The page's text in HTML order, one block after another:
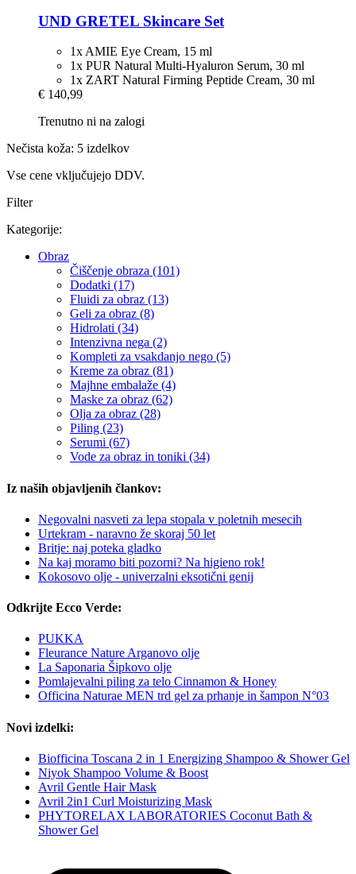
UND GRETEL Skincare Set
1x AMIE Eye Cream, 15 ml
1x PUR Natural Multi-Hyaluron Serum, 30 ml
1x ZART Natural Firming Peptide Cream, 30 ml
€ 140,99
Trenutno ni na zalogi
Nečista koža: 5 izdelkov
Vse cene vključujejo DDV.
Filter
Kategorije:
Obraz
Čiščenje obraza (101)
Dodatki (17)
Fluidi za obraz (13)
Geli za obraz (8)
Hidrolati (34)
Intenzivna nega (2)
Kompleti za vsakdanjo nego (5)
Kreme za obraz (81)
Majhne embalaže (4)
Maske za obraz (62)
Olja za obraz (28)
Piling (23)
Serumi (67)
Vode za obraz in toniki (34)
Iz naših objavljenih člankov:
Negovalni nasveti za lepa stopala v poletnih mesecih
Urtekram - naravno že skoraj 50 let
Britje: naj poteka gladko
Na kaj moramo biti pozorni? Na higieno rok!
Kokosovo olje - univerzalni eksotični genij
Odkrijte Ecco Verde:
PUKKA
Fleurance Nature Arganovo olje
La Saponaria Šipkovo olje
Pomlajevalni piling za telo Cinnamon & Honey
Officina Naturae MEN trd gel za prhanje in šampon N°03
Novi izdelki:
Biofficina Toscana 2 in 1 Energizing Shampoo & Shower Gel
Niyok Shampoo Volume & Boost
Avril Gentle Hair Mask
Avril 2in1 Curl Moisturizing Mask
PHYTORELAX LABORATORIES Coconut Bath &
Shower Gel